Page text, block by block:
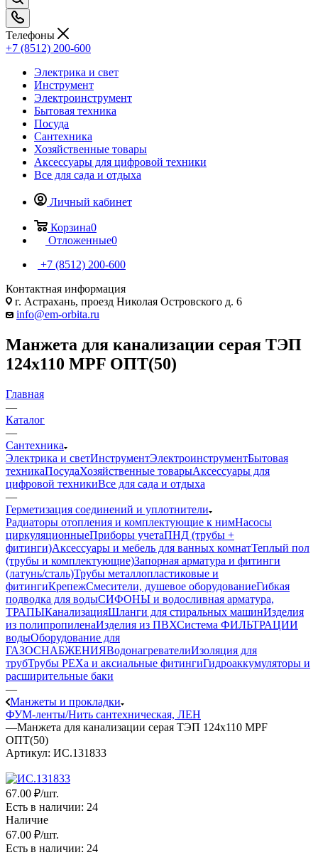
Телефоны
+7 (8512) 200-600
Электрика и свет
Инструмент
Электроинструмент
Бытовая техника
Посуда
Сантехника
Хозяйственные товары
Аксессуары для цифровой техники
Все для сада и отдыха
Личный кабинет
Корзина0
Отложенные0
+7 (8512) 200-600
Контактная информация
г. Астрахань, проезд Николая Островского д. 6
info@em-orbita.ru
Манжета для канализации серая ТЭП
124х110 MPF ОПТ(50)
Главная
—
Каталог
—
Сантехника
Электрика и светИнструментЭлектроинструментБытовая
техникаПосудаХозяйственные товарыАксессуары для
цифровой техникиВсе для сада и отдыха
—
Герметизация соединений и уплотнители
Радиаторы отопления и комплектующие к нимНасосы
циркуляционныеПриборы учетаПНД (трубы +
фитинги)Аксессуары и мебель для ванных комнатТеплый пол
(трубы и комплектующие)Запорная арматура и фитинги
(латунь/сталь)Трубы металлопластиковые и
фитингиКрепежСмесители, душевое оборудованиеГибкая
подводка для водыСИФОНЫ и водосливная арматура,
ТРАПЫКанализацияШланги для стиральных машинИзделия
из полипропиленаИзделия из ПВХСистема ФИЛЬТРАЦИИ
водыОборудование для
ГАЗОСНАБЖЕНИЯВодонагревателиИзоляция для
трубТрубы PEXa и аксиальные фитингиГидроаккумуляторы и
расширительные баки
—
Манжеты и прокладки
ФУМ-ленты/Нить сантехническая, ЛЕН
—Манжета для канализации серая ТЭП 124х110 MPF
ОПТ(50)
Артикул: ИС.131833
67.00 ₽/шт.
Есть в наличии: 24
Наличие
67.00 ₽/шт.
Есть в наличии: 24